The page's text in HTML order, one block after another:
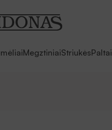
MegztiniaiStriukėsPaltai